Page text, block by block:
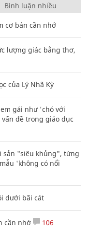
Bình luận nhiều
cơ bản cần nhớ
lượng giác bằng thơ,
của Lý Nhã Kỳ
gái như 'chó với
đề trong giáo dục
sản "siêu khủng", từng
'không có nổi
dưới bãi cát
cần nhớ 106